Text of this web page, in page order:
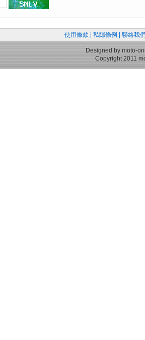
使用條款 | 私隱條例 | 聯絡我
Designed by moto-
Copyright 2011